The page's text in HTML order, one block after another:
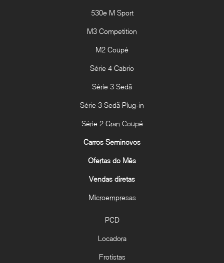
530e M Sport
M3 Competition
M2 Coupé
Série 4 Cabrio
Série 3 Sedã
Série 3 Sedã Plug-in
Série 2 Gran Coupé
Carros Seminovos
Ofertas do Mês
Vendas diretas
Microempresas
PCD
Locadora
Frotistas